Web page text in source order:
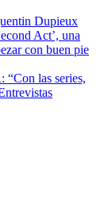
Dupieux
Act’, una
con buen pie
las series,